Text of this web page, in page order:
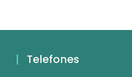
Telefones